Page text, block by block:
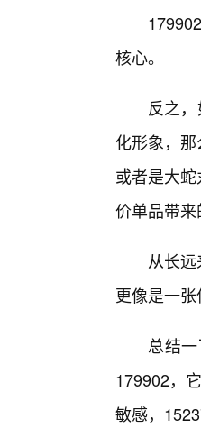
核心。
反之
化形象，
或者是大
价单品带来
从长
更像是一
总结
179902，
敏感，